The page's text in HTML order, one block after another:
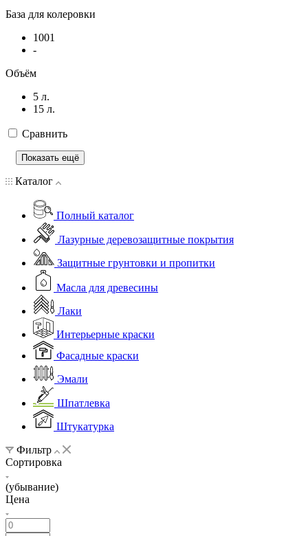
База для колеровки
1001
-
Объём
5 л.
15 л.
Сравнить
Показать ещё
Каталог
Полный каталог
Лазурные деревозащитные покрытия
Защитные грунтовки и пропитки
Масла для древесины
Лаки
Интерьерные краски
Фасадные краски
Эмали
Шпатлевка
Штукатурка
Фильтр
Сортировка
(убывание)
Цена